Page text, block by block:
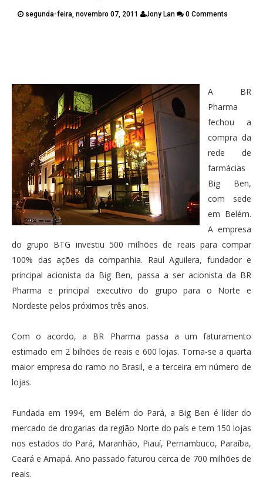
segunda-feira, novembro 07, 2011 Jony Lan 0 Comments
A BR
Pharma
fechou a
compra da
rede de
farmácias
Big Ben,
com sede
em Belém.
A empresa
do grupo BTG investiu 500 milhões de reais para compar
100% das ações da companhia. Raul Aguilera, fundador e
principal acionista da Big Ben, passa a ser acionista da BR
Pharma e principal executivo do grupo para o Norte e
Nordeste pelos próximos três anos.
Com o acordo, a BR Pharma passa a um faturamento
estimado em 2 bilhões de reais e 600 lojas. Torna-se a quarta
maior empresa do ramo no Brasil, e a terceira em número de
lojas.
Fundada em 1994, em Belém do Pará, a Big Ben é líder do
mercado de drogarias da região Norte do país e tem 150 lojas
nos estados do Pará, Maranhão, Piauí, Pernambuco, Paraíba,
Ceará e Amapá. Ano passado faturou cerca de 700 milhões de
reais.